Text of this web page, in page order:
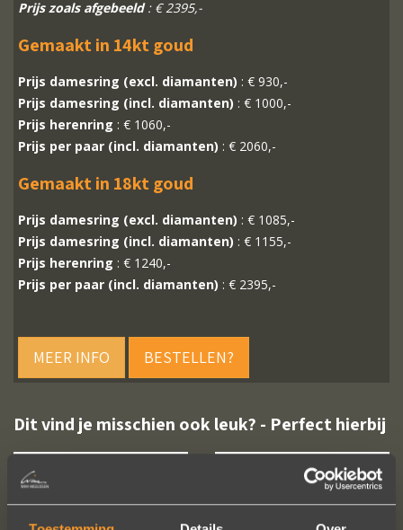
Prijs zoals afgebeeld: € 2395,-
Gemaakt in 14kt goud
Prijs damesring (excl. diamanten) : € 930,-
Prijs damesring (incl. diamanten) : € 1000,-
Prijs herenring : € 1060,-
Prijs per paar (incl. diamanten) : € 2060,-
Gemaakt in 18kt goud
Prijs damesring (excl. diamanten) : € 1085,-
Prijs damesring (incl. diamanten) : € 1155,-
Prijs herenring : € 1240,-
Prijs per paar (incl. diamanten) : € 2395,-
MEER INFO BESTELLEN?
Dit vind je misschien ook leuk? - Perfect hierbij